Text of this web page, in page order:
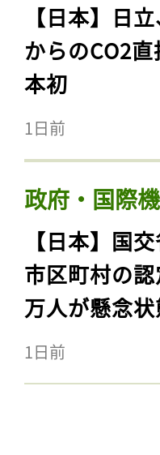
【日本】日
からのCO2
本初
1日前
政府・国際
【日本】国
市区町村の
万人が懸念
1日前